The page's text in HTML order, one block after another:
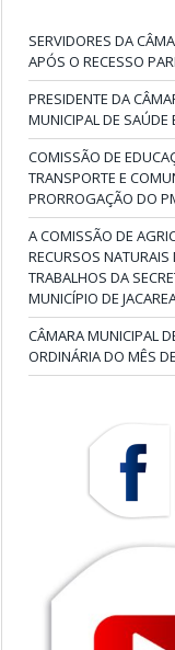
SERVIDORES DA
APÓS O RECESSO
PRESIDENTE DA
MUNICIPAL DE SAÚDE
COMISSÃO DE
TRANSPORTE E
PRORROGAÇÃO DO
A COMISSÃO DE
RECURSOS
TRABALHOS DA
MUNICÍPIO DE
CÂMARA MUNICIPAL
ORDINÁRIA DO MÊS